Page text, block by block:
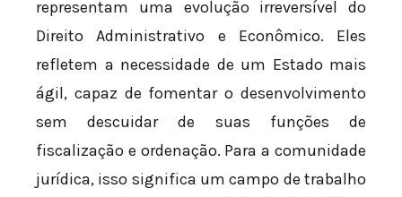
representam uma evolução irreversível do
Direito Administrativo e Econômico. Eles
refletem a necessidade de um Estado mais
ágil, capaz de fomentar o desenvolvimento
sem descuidar de suas funções de
fiscalização e ordenação. Para a comunidade
jurídica, isso significa um campo de trabalho